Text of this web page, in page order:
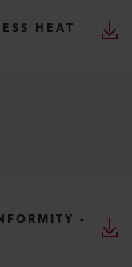
HEAT
-